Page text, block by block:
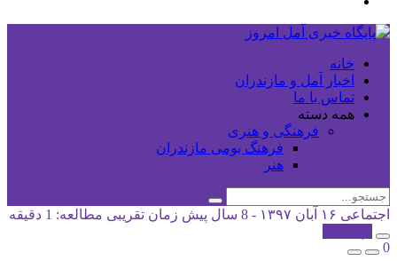
خانه
اخبار آمل و مازندران
تماس با ما
همه دسته
فرهنگی و هنری
فرهنگ بومی مازندران
هنر
اجتماعی ۱۶ آبان ۱۳۹۷ - 8 سال پیش
زمان تقریبی مطالعه: 1 دقیقه
0